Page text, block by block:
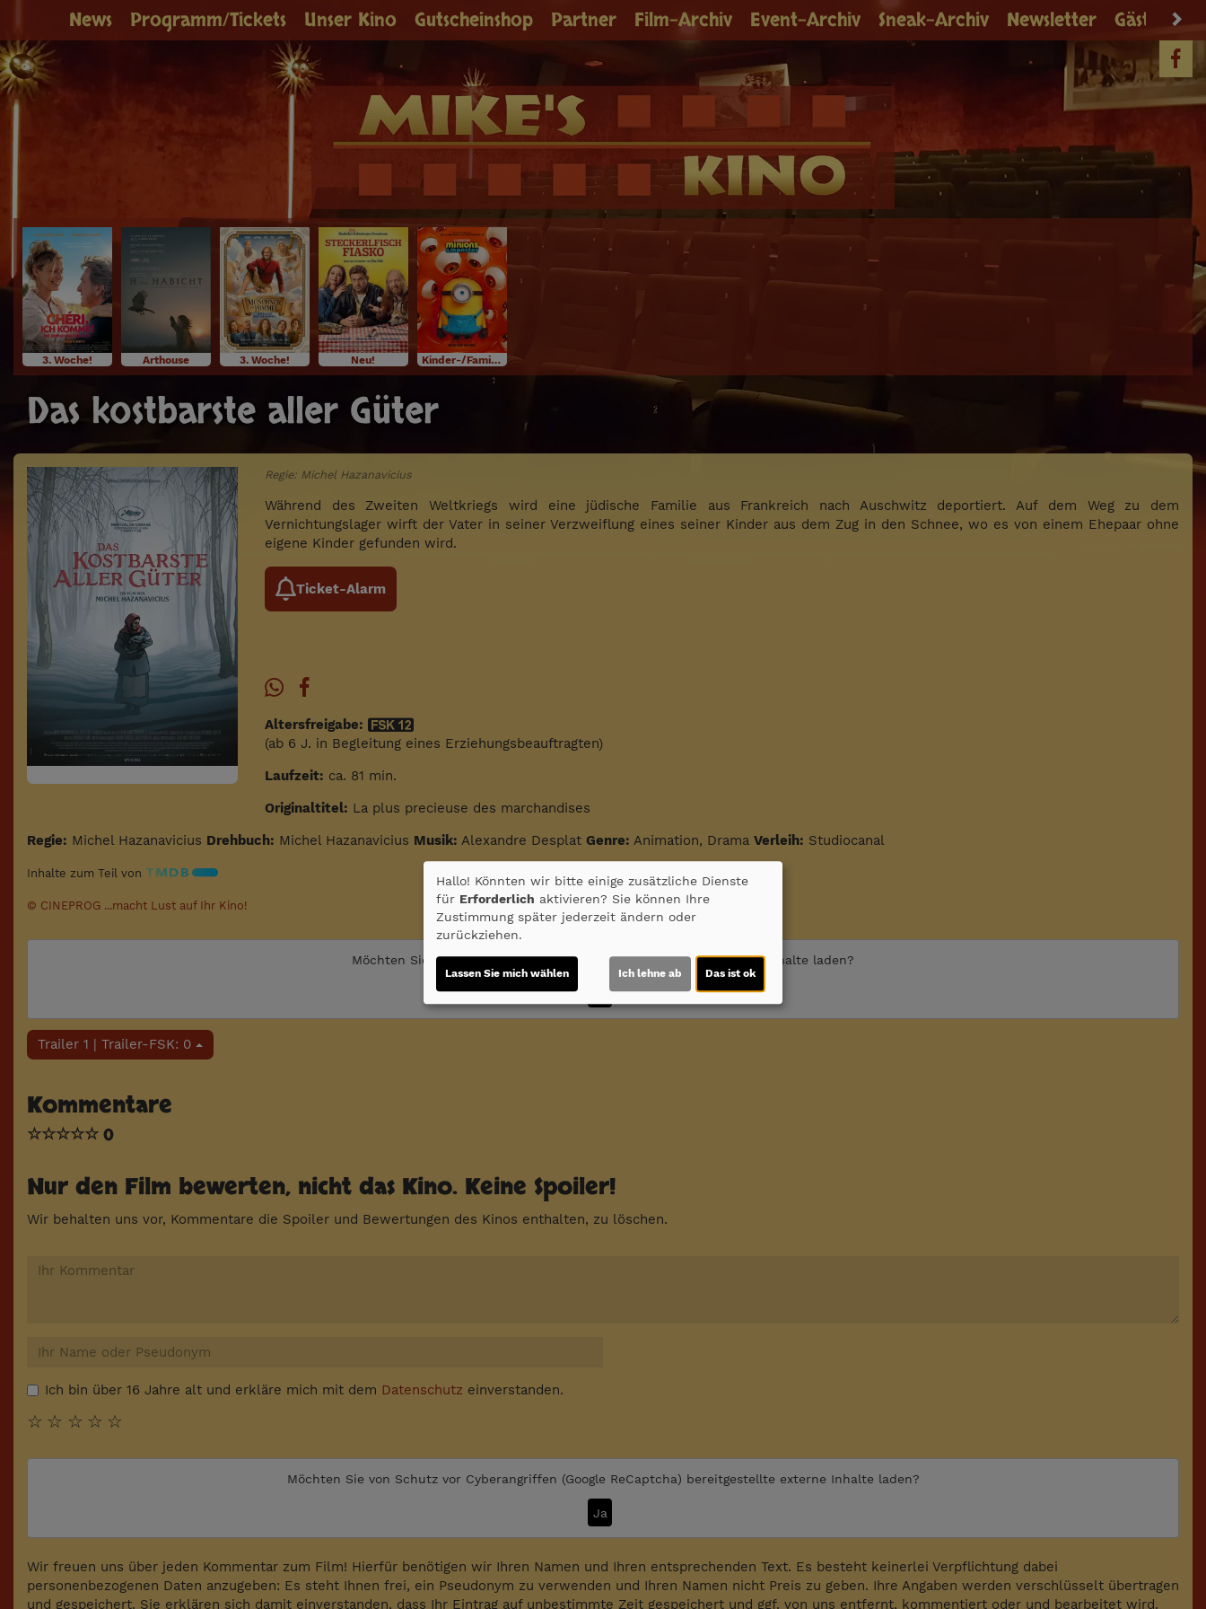
News Programm/Tickets Unser Kino Gutscheinshop Partner Film-Archiv Event-Archiv Sneak-Archiv Newsletter Gästebuch
3. Woche! Arthouse 3. Woche! Neu! Kinder-/Familienfilm
Das kostbarste aller Güter
Regie: Michel Hazanavicius
Während des Zweiten Weltkriegs wird eine jüdische Familie aus Frankreich nach Auschwitz deportiert. Auf dem Weg zu dem
Vernichtungslager wirft der Vater in seiner Verzweiflung eines seiner Kinder aus dem Zug in den Schnee, wo es von einem Ehepaar ohne
eigene Kinder gefunden wird.
Ticket-Alarm
Altersfreigabe:
(ab 6 J. in Begleitung eines Erziehungsbeauftragten)
Laufzeit: ca. 81 min.
Originaltitel: La plus precieuse des marchandises
Regie: Michel Hazanavicius Drehbuch: Michel Hazanavicius Musik: Alexandre Desplat Genre: Animation, Drama Verleih: Studiocanal
Inhalte zum Teil von
© CINEPROG ...macht Lust auf Ihr Kino!
Möchten Sie vonYoutube (Trailer ansehen)bereitgestellte externe Inhalte laden?
Trailer 1 | Trailer-FSK: 0
Kommentare
☆☆☆☆☆ 0
Nur den Film bewerten, nicht das Kino. Keine Spoiler!
Wir behalten uns vor, Kommentare die Spoiler und Bewertungen des Kinos enthalten, zu löschen.
Ich bin über 16 Jahre alt und erkläre mich mit dem Datenschutz einverstanden.
☆
☆
☆
☆
☆
Möchten Sie von Schutz vor Cyberangriffen (Google ReCaptcha) bereitgestellte externe Inhalte laden?
Ja
Wir freuen uns über jeden Kommentar zum Film! Hierfür benötigen wir Ihren Namen und Ihren entsprechenden Text. Es besteht keinerlei Verpflichtung dabei
personenbezogenen Daten anzugeben: Es steht Ihnen frei, ein Pseudonym zu verwenden und Ihren Namen nicht Preis zu geben. Ihre Angaben werden verschlüsselt übertragen
und gespeichert. Sie erklären sich damit einverstanden, dass Ihr Eintrag auf unbestimmte Zeit gespeichert und ggf. von uns entfernt, kommentiert oder und bearbeitet wird.
Hallo! Könnten wir bitte einige zusätzliche Dienste
für Erforderlich aktivieren? Sie können Ihre
Zustimmung später jederzeit ändern oder
zurückziehen.
Lassen Sie mich wählen Ich lehne ab Das ist ok